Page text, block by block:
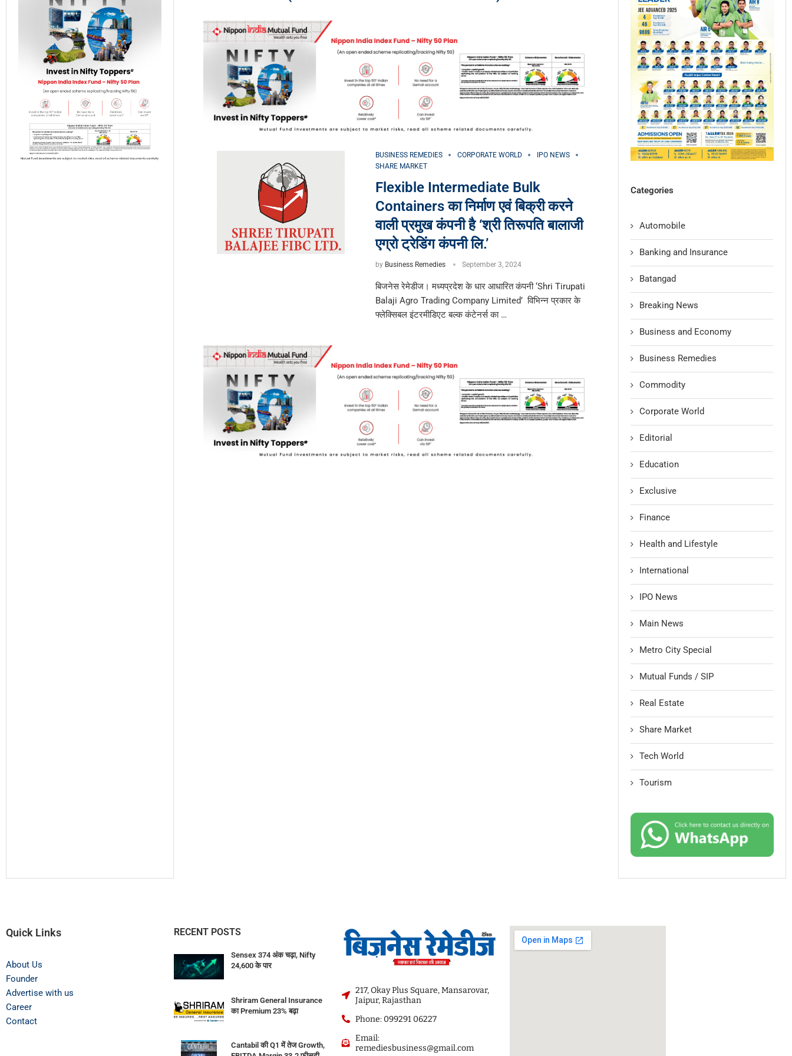
BUSINESS REMEDIES CORPORATE WORLD
IPO NEWS
SHARE MARKET
Flexible Intermediate Bulk
Containers का निर्माण एवं बिक्री करने
वाली प्रमुख कंपनी है ‘श्री तिरूपति बालाजी
एग्रो ट्रेडिंग कंपनी लि.’
by Business Remedies September 3, 2024
बिजनेस रेमेडीज। मध्यप्रदेश के धार आधारित कंपनी ‘Shri Tirupati
Balaji Agro Trading Company Limited’ विभिन्न प्रकार के
फ्लेक्सिबल इंटरमीडिएट बल्क कंटेनर्स का …
Categories
Automobile
Banking and Insurance
Batangad
Breaking News
Business and Economy
Business Remedies
Commodity
Corporate World
Editorial
Education
Exclusive
Finance
Health and Lifestyle
International
IPO News
Main News
Metro City Special
Mutual Funds / SIP
Real Estate
Share Market
Tech World
Tourism
Quick Links
About Us
Founder
Advertise with us
Career
Contact
RECENT POSTS
Sensex 374 अंक चढ़ा, Nifty
24,600 के पार
Shriram General Insurance
का Premium 23% बढ़ा
Cantabil की Q1 में तेज Growth,
217, Okay Plus Square, Mansarovar,
Jaipur, Rajasthan
Phone: 099291 06227
Email:
remediesbusiness@gmail.com